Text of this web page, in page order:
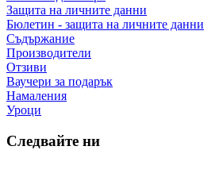
Защита на личните данни
Бюлетин - защита на личните данни
Съдържание
Производители
Отзиви
Ваучери за подарък
Намаления
Уроци
Следвайте ни